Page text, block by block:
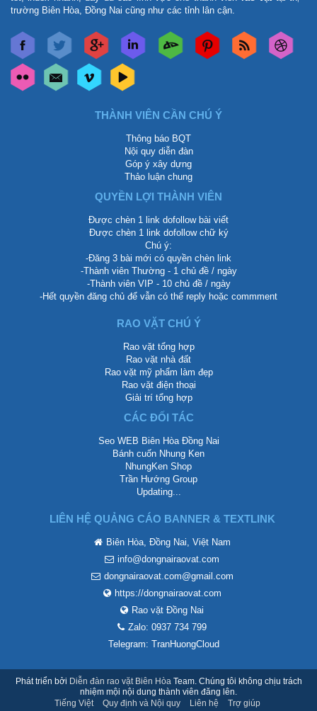
trường Biên Hòa, Đồng Nai cũng như các tỉnh lân cận.
THÀNH VIÊN CẦN CHÚ Ý
Thông báo BQT
Nội quy diễn đàn
Góp ý xây dựng
Thảo luận chung
QUYỀN LỢI THÀNH VIÊN
Được chèn 1 link dofollow bài viết
Được chèn 1 link dofollow chữ ký
Chú ý:
-Đăng 3 bài mới có quyền chèn link
-Thành viên Thường - 1 chủ đề / ngày
-Thành viên VIP - 10 chủ đề / ngày
-Hết quyền đăng chủ để vẫn có thể reply hoặc commment
RAO VẶT CHÚ Ý
Rao vặt tổng hợp
Rao vặt nhà đất
Rao vặt mỹ phẩm làm đẹp
Rao vặt điện thoại
Giải trí tổng hợp
CÁC ĐỐI TÁC
Seo WEB Biên Hòa Đồng Nai
Bánh cuốn Nhung Ken
NhungKen Shop
Trần Hướng Group
Updating...
LIÊN HỆ QUẢNG CÁO BANNER & TEXTLINK
Biên Hòa, Đồng Nai, Việt Nam
info@dongnairaovat.com
dongnairaovat.com@gmail.com
https://dongnairaovat.com
Rao vặt Đồng Nai
Zalo: 0937 734 799
Telegram: TranHuongCloud
Phát triển bởi Diễn đàn rao vặt Biên HòaTeam. Chúng tôi không chịu trách
nhiệm mội nội dung thành viên đăng lên.
Tiếng Việt
Quy định và Nội quy Liên hệ Trợ giúp